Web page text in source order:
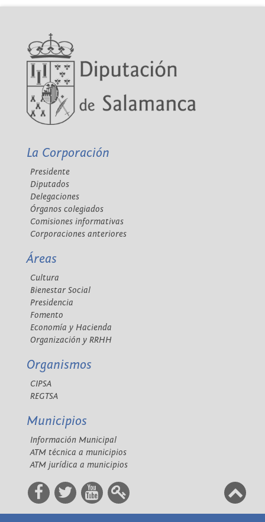
La Corporación
Presidente
Diputados
Delegaciones
Órganos colegiados
Comisiones informativas
Corporaciones anteriores
Áreas
Cultura
Bienestar Social
Presidencia
Fomento
Economía y Hacienda
Organización y RRHH
Organismos
CIPSA
REGTSA
Municipios
Información Municipal
ATM técnica a municipios
ATM jurídica a municipios